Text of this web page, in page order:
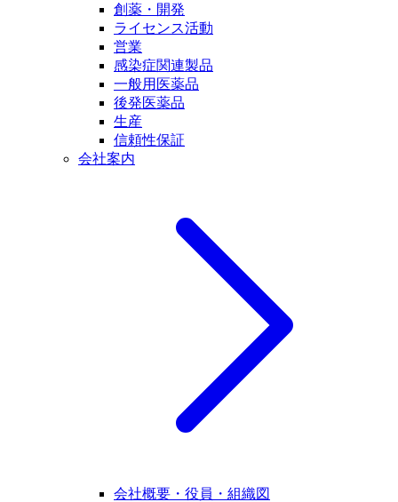
創薬・開発
ライセンス活動
営業
感染症関連製品
一般用医薬品
後発医薬品
生産
信頼性保証
会社案内
会社概要・役員・組織図